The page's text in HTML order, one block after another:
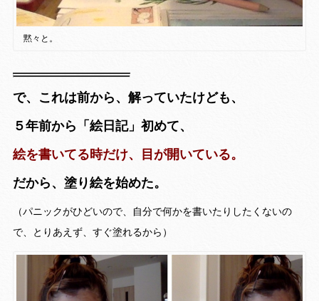
黙々と。
で、これは前から、解っていたけども、
５年前から「絵日記」初めて、
絵を書いてる時だけ、目が開いている。
だから、塗り絵を始めた。
（パニックがひどいので、自分で何かを書いたりしたくないの
で、とりあえず、すぐ塗れるから）